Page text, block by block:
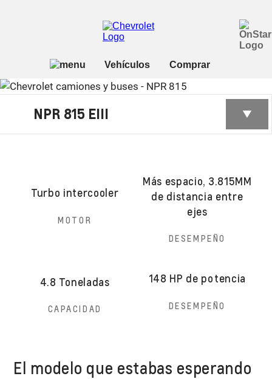
NPR 815 EIII
Turbo intercooler
MOTOR
Más espacio, 3.815MM
de distancia entre
ejes
DESEMPEÑO
4.8 Toneladas
CAPACIDAD
148 HP de potencia
DESEMPEÑO
El modelo que estabas esperando